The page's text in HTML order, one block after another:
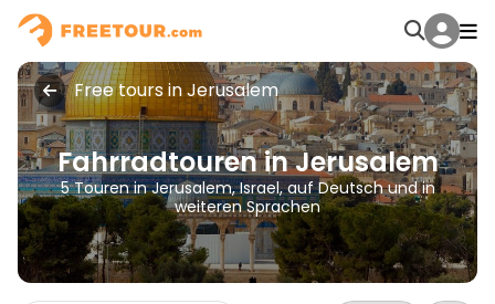
Free tours in Jerusalem
Fahrradtouren in Jerusalem
5 Touren in Jerusalem, Israel, auf Deutsch und in
weiteren Sprachen